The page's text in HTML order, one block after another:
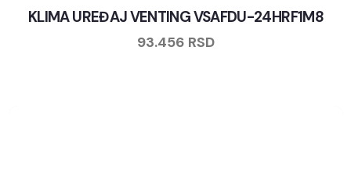
KLIMA UREĐAJ VENTING VSAFDU-24HRF1M8
93.456 RSD